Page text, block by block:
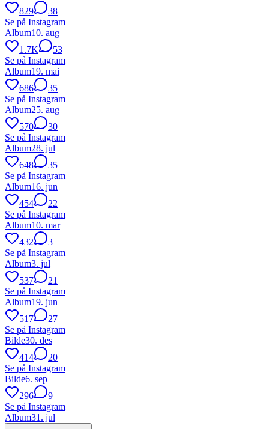
829
38
Se på Instagram
Album10. aug
1.7K
53
Se på Instagram
Album19. mai
686
35
Se på Instagram
Album25. aug
570
30
Se på Instagram
Album28. jul
648
35
Se på Instagram
Album16. jun
454
22
Se på Instagram
Album10. mar
432
3
Se på Instagram
Album3. jul
537
21
Se på Instagram
Album19. jun
517
27
Se på Instagram
Bilde30. des
414
20
Se på Instagram
Bilde6. sep
296
9
Se på Instagram
Album31. jul